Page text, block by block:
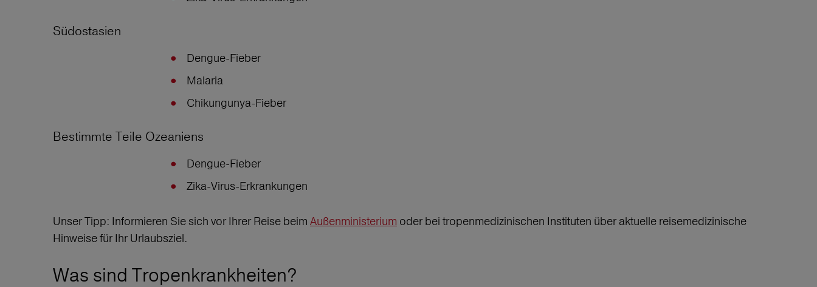
Südostasien
Dengue-Fieber
Malaria
Chikungunya-Fieber
Bestimmte Teile Ozeaniens
Dengue-Fieber
Zika-Virus-Erkrankungen
Unser Tipp: Informieren Sie sich vor Ihrer Reise beim Außenministerium oder bei tropenmedizinischen Instituten über aktuelle reisemedizinische
Hinweise für Ihr Urlaubsziel.
Was sind Tropenkrankheiten?